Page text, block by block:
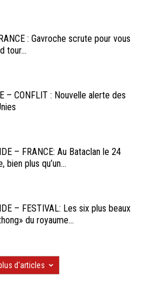
: Gavroche scrute pour vous
tour...
– CONFLIT : Nouvelle alerte des
– FRANCE: Au Bataclan le 24
bien plus qu’un...
– FESTIVAL: Les six plus beaux
du royaume...
d'articles